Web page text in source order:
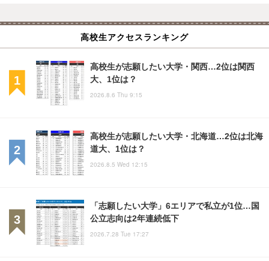
高校生アクセスランキング
高校生が志願したい大学・関西…2位は関西
大、1位は？
2026.8.6 Thu 9:15
高校生が志願したい大学・北海道…2位は北海
道大、1位は？
2026.8.5 Wed 12:15
「志願したい大学」6エリアで私立が1位…国
公立志向は2年連続低下
2026.7.28 Tue 17:27